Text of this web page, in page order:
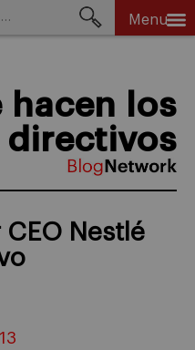
Menu
hacen los
directivos
CEO Nestlé